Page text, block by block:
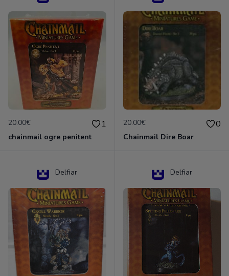
20.00€ 1
chainmail ogre penitent
20.00€ 0
Chainmail Dire Boar
Delfiar Delfiar